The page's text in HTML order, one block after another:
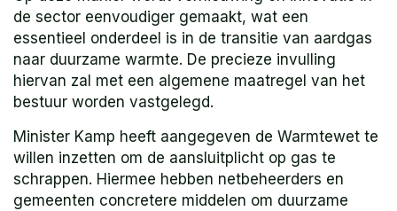
de sector eenvoudiger gemaakt, wat een
essentieel onderdeel is in de transitie van aardgas
naar duurzame warmte. De precieze invulling
hiervan zal met een algemene maatregel van het
bestuur worden vastgelegd.
Minister Kamp heeft aangegeven de Warmtewet te
willen inzetten om de aansluitplicht op gas te
schrappen. Hiermee hebben netbeheerders en
gemeenten concretere middelen om duurzame